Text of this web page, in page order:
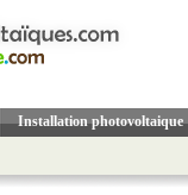
Installation photovoltaique